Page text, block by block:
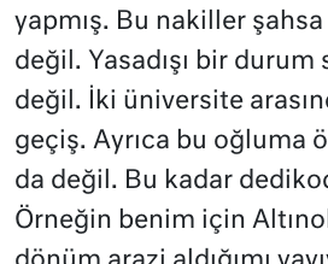
yapmış. Bu nakiller
değil. Yasadışı bir durum
değil. İki üniversite
geçiş. Ayrıca bu oğluma
da değil. Bu kadar
Örneğin benim için